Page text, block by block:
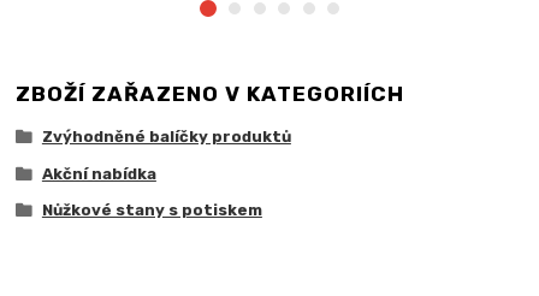
ZBOŽÍ ZAŘAZENO V KATEGORIÍCH
Zvýhodněné balíčky produktů
Akční nabídka
Nůžkové stany s potiskem